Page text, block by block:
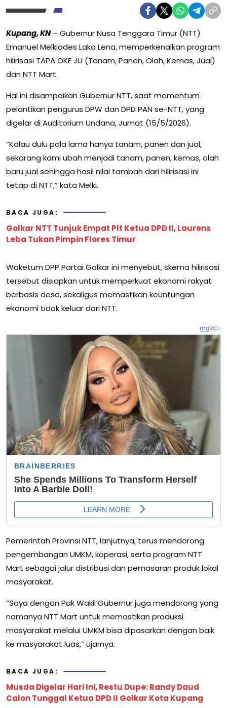
Kupang, KN– Gubernur Nusa Tenggara Timur (NTT)
Emanuel Melkiades Laka Lena, memperkenalkan program
hilirisasi TAPA OKE JU (Tanam, Panen, Olah, Kemas, Jual)
dan NTT Mart.
Hal ini disampaikan Gubernur NTT, saat momentum
pelantikan pengurus DPW dan DPD PAN se-NTT, yang
digelar di Auditorium Undana, Jumat (15/5/2026).
“Kalau dulu pola lama hanya tanam, panen dan jual,
sekarang kami ubah menjadi tanam, panen, kemas, olah
baru jual sehingga hasil nilai tambah dari hilirisasi ini
tetap di NTT,” kata Melki.
BACA JUGA:
Golkar NTT Tunjuk Empat Plt Ketua DPD II, Laurens
Leba Tukan Pimpin Flores Timur
Waketum DPP Partai Golkar ini menyebut, skema hilirisasi
tersebut disiapkan untuk memperkuat ekonomi rakyat
berbasis desa, sekaligus memastikan keuntungan
ekonomi tidak keluar dari NTT.
Pemerintah Provinsi NTT, lanjutnya, terus mendorong
pengembangan UMKM, koperasi, serta program NTT
Mart sebagai jalur distribusi dan pemasaran produk lokal
masyarakat.
“Saya dengan Pak Wakil Gubernur juga mendorong yang
namanya NTT Mart untuk memastikan produksi
masyarakat melalui UMKM bisa dipasarkan dengan baik
ke masyarakat luas,” ujarnya.
BACA JUGA:
Musda Digelar Hari Ini, Restu Dupe: Randy Daud
Calon Tunggal Ketua DPD II Golkar Kota Kupang